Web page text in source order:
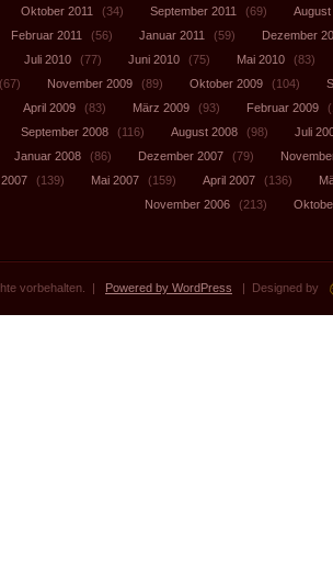
Oktober 2011 (34) September 2011 (69)
August
Februar 2011 (56) Januar 2011 (59)
Dezember
Juli 2010 (77) Juni 2010 (75) Mai 2010
(83)
(67) November 2009 (89) Oktober 2009 (104)
April 2009 (83) März 2009 (93) Februar 2009
September 2008 (116) August 2008 (98)
Juli
Januar 2008 (86) Dezember 2007 (79)
(139) Mai 2007 (159) April 2007 (136)
November 2006
(213)
vorbehalten. | Powered by WordPress | Designed by